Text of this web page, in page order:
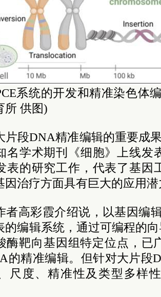
系统的开发和精准染色体
所 供图)
片段DNA精准编辑的重要成
名学术期刊《细胞》上线发
表的研究工作，代表了基因
因治疗方面具有巨大的应用
者高彩霞介绍说，以基因编
的编辑系统，通过可编程的
酶靶向基因组特定位点，已
的精准编辑。但针对大片段
尺度、精准性及类型多样